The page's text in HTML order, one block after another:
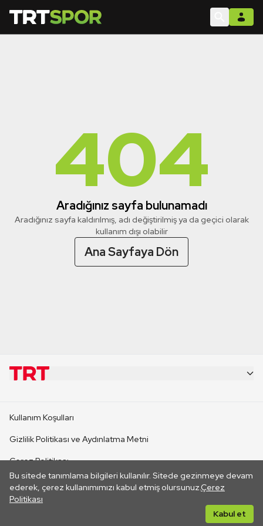
404
Aradığınız sayfa bulunamadı
Aradığınız sayfa kaldırılmış, adı değiştirilmiş ya da geçici olarak
kullanım dışı olabilir
Ana Sayfaya Dön
Bu sitede tanımlama bilgileri kullanılır. Sitede gezinmeye devam
ederek, çerez kullanımımızı kabul etmiş olursunuz.Çerez
Politikası
Kabul et
CANLI YAYINLAR
Kullanım Koşulları
Gizlilik Politikası ve Aydınlatma Metni
Çerez Politikası
İletişim
Her hakkı saklıdır. ©2026 TRT. Bağlantı yoluyla gidilen dış